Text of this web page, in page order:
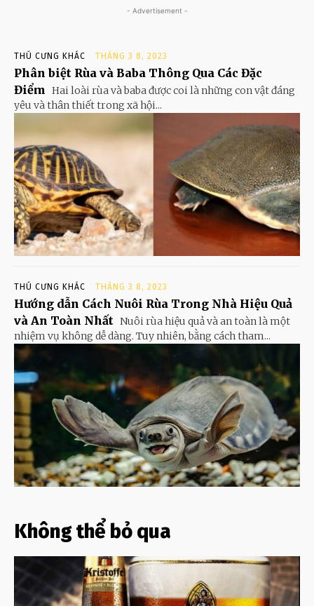
- Advertisement -
THÚ CƯNG KHÁC THÁNG 3 8, 2023
Phân biệt Rùa và Baba Thông Qua Các Đặc
Điểm
Hai loài rùa và baba được coi là những con vật đáng
yêu và thân thiết trong xã hội...
THÚ CƯNG KHÁC THÁNG 3 8, 2023
Hướng dẫn Cách Nuôi Rùa Trong Nhà Hiệu Quả
và An Toàn Nhất Nuôi rùa hiệu quả và an toàn là một
nhiệm vụ không dễ dàng. Tuy nhiên, bằng cách tham...
Không thể bỏ qua